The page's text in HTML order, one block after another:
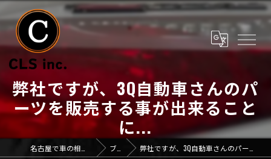
弊社ですが、3Q自動車さんのパ
ーツを販売する事が出来ること
に...
ブログ 弊社ですが、3Q自動車さんのパーツを販売する事が出来ることに...